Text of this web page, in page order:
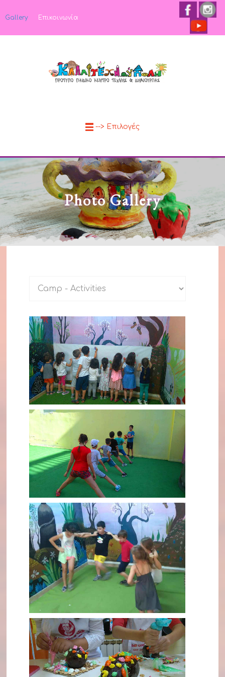
Gallery Επικοινωνία
--> Επιλογές
Photo Gallery